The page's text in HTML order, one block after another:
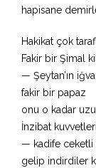
hapisane
Hakikat çok
Fakir bir Şimal
— Şeytan’ın
fakir bir papaz
onu o kadar
İnzibat
— kadife
gelip indirdiler